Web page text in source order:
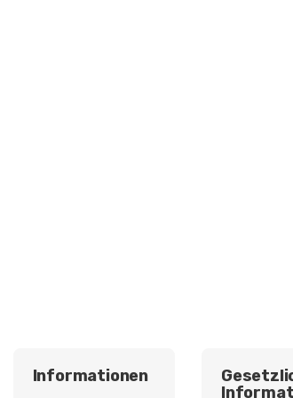
Informationen